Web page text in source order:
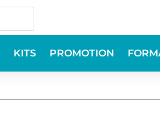
KITS PROMOTION